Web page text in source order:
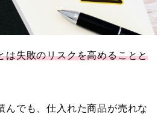
は失敗のリスクを高めることと
んでも、仕入れた商品が売れな